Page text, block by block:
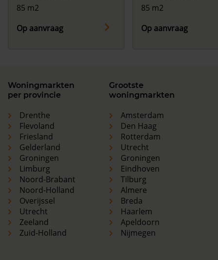
85 m2
Op aanvraag
85 m2
Op aanvraag
Woningmarkten
per provincie
Drenthe
Flevoland
Friesland
Gelderland
Groningen
Limburg
Noord-Brabant
Noord-Holland
Overijssel
Utrecht
Zeeland
Zuid-Holland
Grootste
woningmarkten
Amsterdam
Den Haag
Rotterdam
Utrecht
Groningen
Eindhoven
Tilburg
Almere
Breda
Haarlem
Apeldoorn
Nijmegen